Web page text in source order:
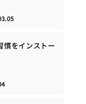
慣をインストー